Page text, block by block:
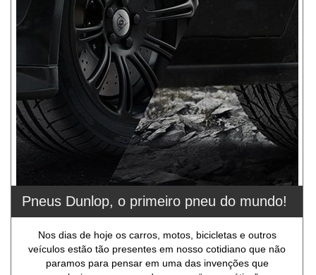
Pneus Dunlop, o primeiro pneu do mundo!
Nos dias de hoje os carros, motos, bicicletas e outros
veículos estão tão presentes em nosso cotidiano que não
paramos para pensar em uma das invenções que